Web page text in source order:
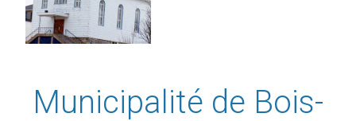
Municipalité de Bois-